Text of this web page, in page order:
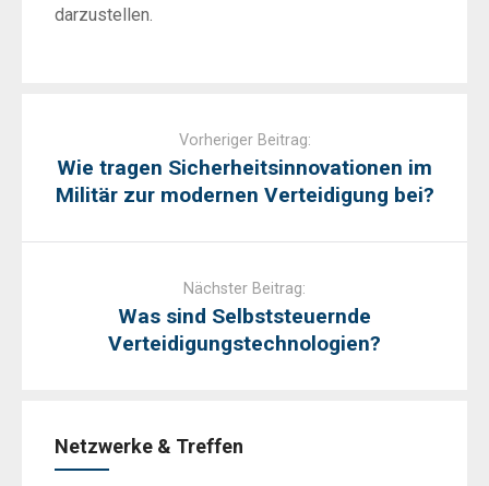
darzustellen.
Vorheriger Beitrag:
Wie tragen Sicherheitsinnovationen im
Militär zur modernen Verteidigung bei?
Nächster Beitrag:
Was sind Selbststeuernde
Verteidigungstechnologien?
Netzwerke & Treffen